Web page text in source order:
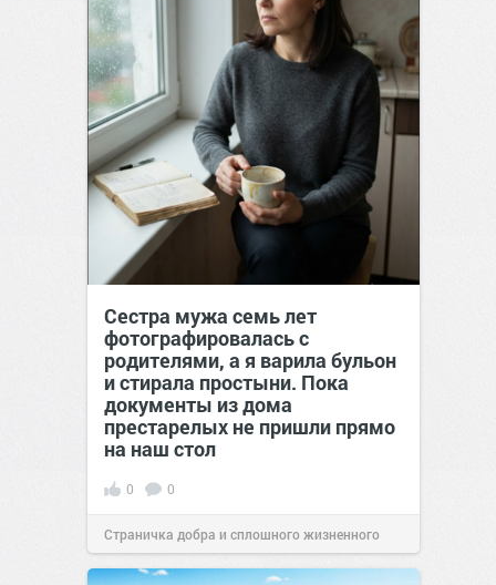
Сестра мужа семь лет
фотографировалась с
родителями, а я варила бульон
и стирала простыни. Пока
документы из дома
престарелых не пришли прямо
на наш стол
0 0
Страничка добра и сплошного жизненного
позитива!00:29Вчера